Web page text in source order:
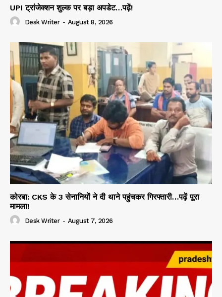
UPI ट्रांजेक्शन शुल्क पर बड़ा अपडेट…पढ़ें!
Desk Writer - August 8, 2026
कोरबा: CKS के 3 सेनानियों ने दी थाने पहुंचकर गिरफ्तारी…पढ़ें पूरा
मामला!
Desk Writer - August 7, 2026